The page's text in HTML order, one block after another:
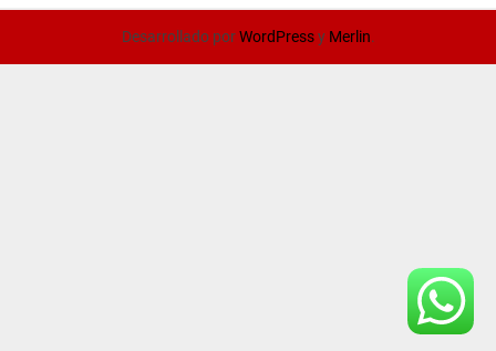
Desarrollado porWordPressy Merlin.